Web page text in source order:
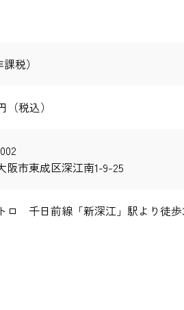
税）
（税込）
阪市東成区深江南1-9-25
ロ 千日前線「新深江」駅より徒歩